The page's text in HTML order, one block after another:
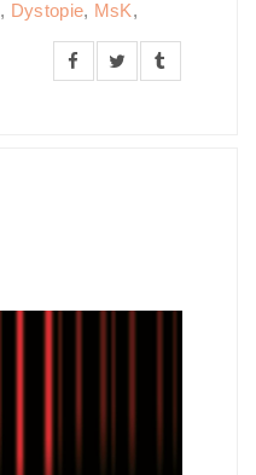
, Dystopie, MsK,